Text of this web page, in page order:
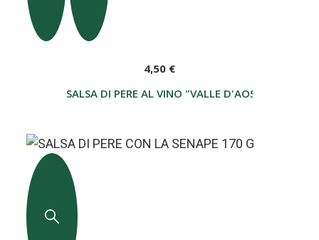
SALSA DI PERE AL VINO "VALLE D'AOSTA D.O.P.
4,50 €